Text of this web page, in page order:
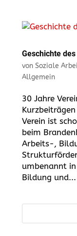
Geschichte
von Soziale
Allgemein
30 Jahre
Verein ist
beim
Arbeits-,
umbenannt
Bildung und...